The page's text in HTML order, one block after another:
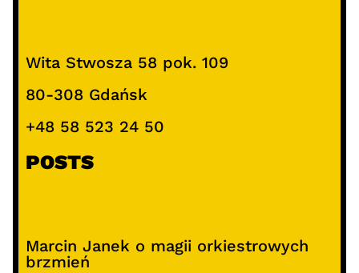
Wita Stwosza 58 pok. 109
80-308 Gdańsk
+48 58 523 24 50
POSTS
Marcin Janek o magii orkiestrowych
brzmień